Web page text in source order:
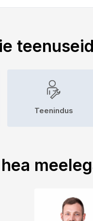
teenuseid
Teenindus